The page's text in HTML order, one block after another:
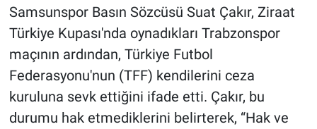
Samsunspor Basın Sözcüsü Suat Çakır, Ziraat
Türkiye Kupası'nda oynadıkları Trabzonspor
maçının ardından, Türkiye Futbol
Federasyonu'nun (TFF) kendilerini ceza
kuruluna sevk ettiğini ifade etti. Çakır, bu
durumu hak etmediklerini belirterek, “Hak ve